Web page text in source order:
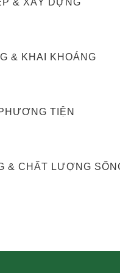
& XÂY DỰNG
& KHAI KHOÁNG
TIỆN
& CHẤT LƯỢNG